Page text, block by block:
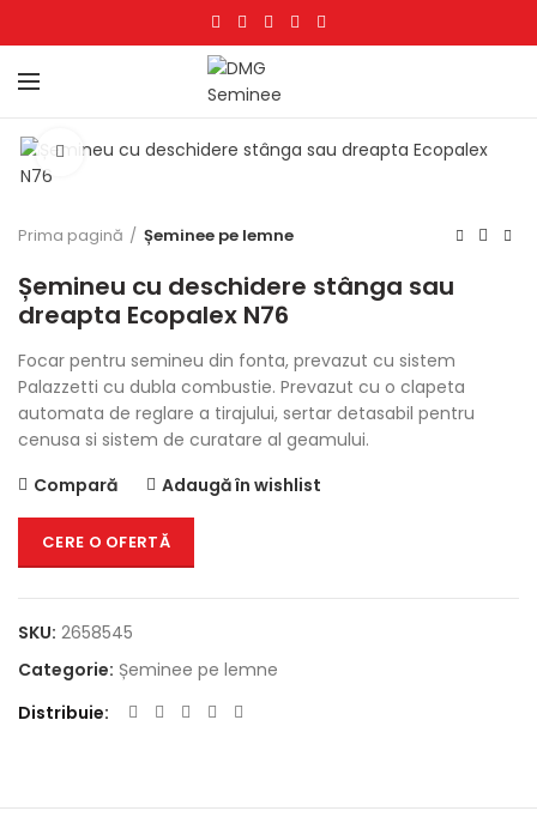
Click to enlarge
Prima pagină Șeminee pe lemne
Șemineu cu deschidere stânga sau
dreapta Ecopalex N76
Focar pentru semineu din fonta, prevazut cu sistem
Palazzetti cu dubla combustie. Prevazut cu o clapeta
automata de reglare a tirajului, sertar detasabil pentru
cenusa si sistem de curatare al geamului.
Compară
Adaugă în wishlist
CERE O OFERTĂ
SKU: 2658545
Categorie: Șeminee pe lemne
Distribuie